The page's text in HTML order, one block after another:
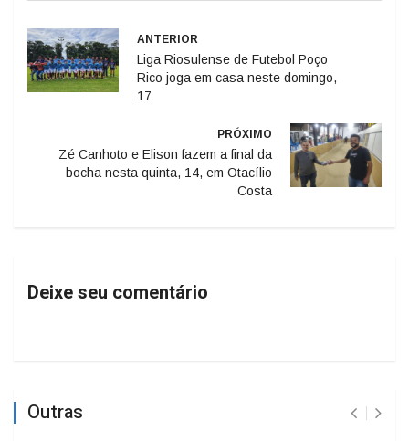
ANTERIOR
Liga Riosulense de Futebol Poço
Rico joga em casa neste domingo,
17
PRÓXIMO
Zé Canhoto e Elison fazem a final da
bocha nesta quinta, 14, em Otacílio
Costa
Deixe seu comentário
Outras